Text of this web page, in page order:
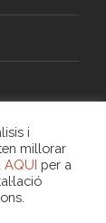
i
millorar
AQUI per a